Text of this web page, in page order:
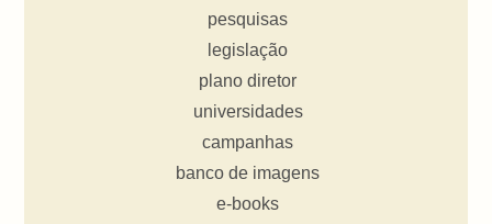
pesquisas
legislação
plano diretor
universidades
campanhas
banco de imagens
e-books